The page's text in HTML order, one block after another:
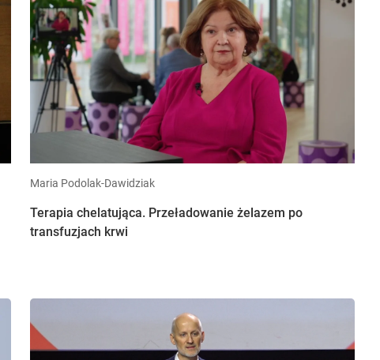
Maria Podolak-Dawidziak
Terapia chelatująca. Przeładowanie żelazem po
transfuzjach krwi